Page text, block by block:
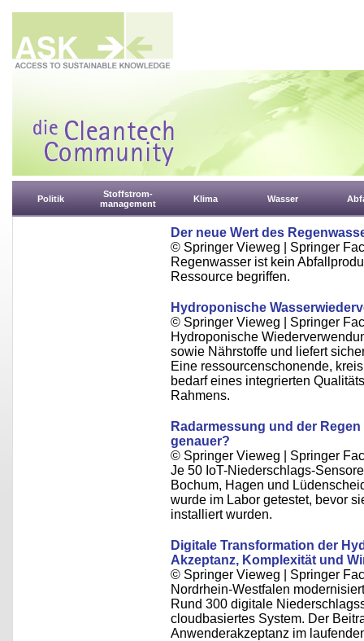
Politik
Stoffstrom-
management
Klima Wasser
Der neue Wert des
© Springer Vieweg | Springer
Regenwasser ist kein
Ressource begriffen.
Hydroponische
© Springer Vieweg | Springer
Hydroponische
sowie Nährstoffe und liefert
Eine ressourcenschonende,
bedarf eines integrierten
Rahmens.
Radarmessung und der
genauer?
© Springer Vieweg | Springer
Je 50 IoT-Niederschlags-
Bochum, Hagen und
wurde im Labor getestet, bevor
installiert wurden.
Digitale Transformation der
Akzeptanz, Komplexität und
© Springer Vieweg | Springer
Nordrhein-Westfalen
Rund 300 digitale
cloudbasiertes System. Der
Anwenderakzeptanz im